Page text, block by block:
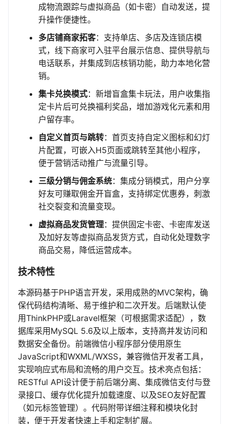
成物流跟踪与虚拟商品（如卡密）自动发送，提
升操作便捷性。
多店铺商家拓客：支持单店、多店及连锁店模
式，线下商家可入驻平台展示信息、提供导航与
电话联系，并集成到店核销功能，助力本地化营
销。
集卡兑换模式：新增盲盒集卡玩法，用户收集指
定卡片后可兑换福利奖品，增加游戏化元素和用
户留存率。
自定义首页与跳转：首页支持自定义图标和幻灯
片配置，可嵌入H5页面或跳转至其他小程序，
便于营销活动推广与流量引导。
三级分销与佣金系统：集成分销模式，用户分享
好友可赚取佣金开盲盒，支持绑定优惠券，刺激
社交裂变和流量变现。
虚拟商品发货管理：提供固定卡密、卡密库发送
及加好友等虚拟商品发货方式，自动化处理数字
商品交易，降低运营成本。
技术特性
本源码基于PHP语言开发，采用成熟的MVC架构，确
保代码结构清晰、易于维护和二次开发。后端默认使
用ThinkPHP或Laravel框架（可根据需求适配），数
据库采用MySQL 5.6及以上版本，支持高并发访问和
数据安全备份。前端微信小程序部分使用原生
JavaScript和WXML/WXSS，兼容微信开发者工具，
实现响应式布局和流畅的用户交互。技术亮点包括：
RESTful API设计便于前后端分离、集成微信支付与登
录接口、缓存优化提升加载速度、以及SEO友好配置
（如元标签管理）。代码附带详细注释和模块化封
装，便于开发者快速上手和定制扩展。